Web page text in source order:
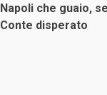
Napoli che guaio,
Conte disperato